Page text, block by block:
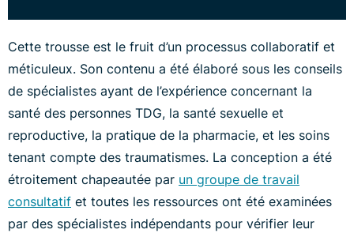
Cette trousse est le fruit d’un processus collaboratif et
méticuleux. Son contenu a été élaboré sous les conseils
de spécialistes ayant de l’expérience concernant la
santé des personnes TDG, la santé sexuelle et
reproductive, la pratique de la pharmacie, et les soins
tenant compte des traumatismes. La conception a été
étroitement chapeautée par un groupe de travail
consultatif et toutes les ressources ont été examinées
par des spécialistes indépendants pour vérifier leur